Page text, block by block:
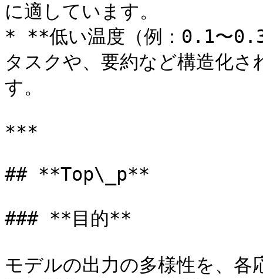
に適しています。
* **低い温度（例：0.1〜
タスクや、要約など構造化
す。
***
## **Top\_p**
### **目的**
モデルの出力の多様性を、